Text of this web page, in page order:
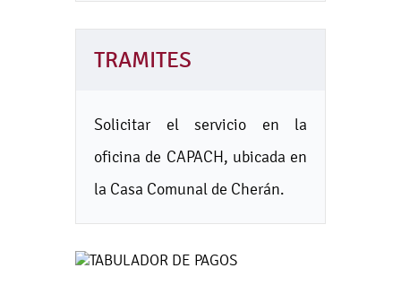
TRAMITES
Solicitar el servicio en la
oficina de CAPACH, ubicada en
la Casa Comunal de Cherán.